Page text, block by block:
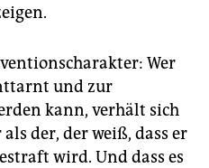
Wer
und zur
kann, verhält sich
der, der weiß, dass er
wird. Und dass es